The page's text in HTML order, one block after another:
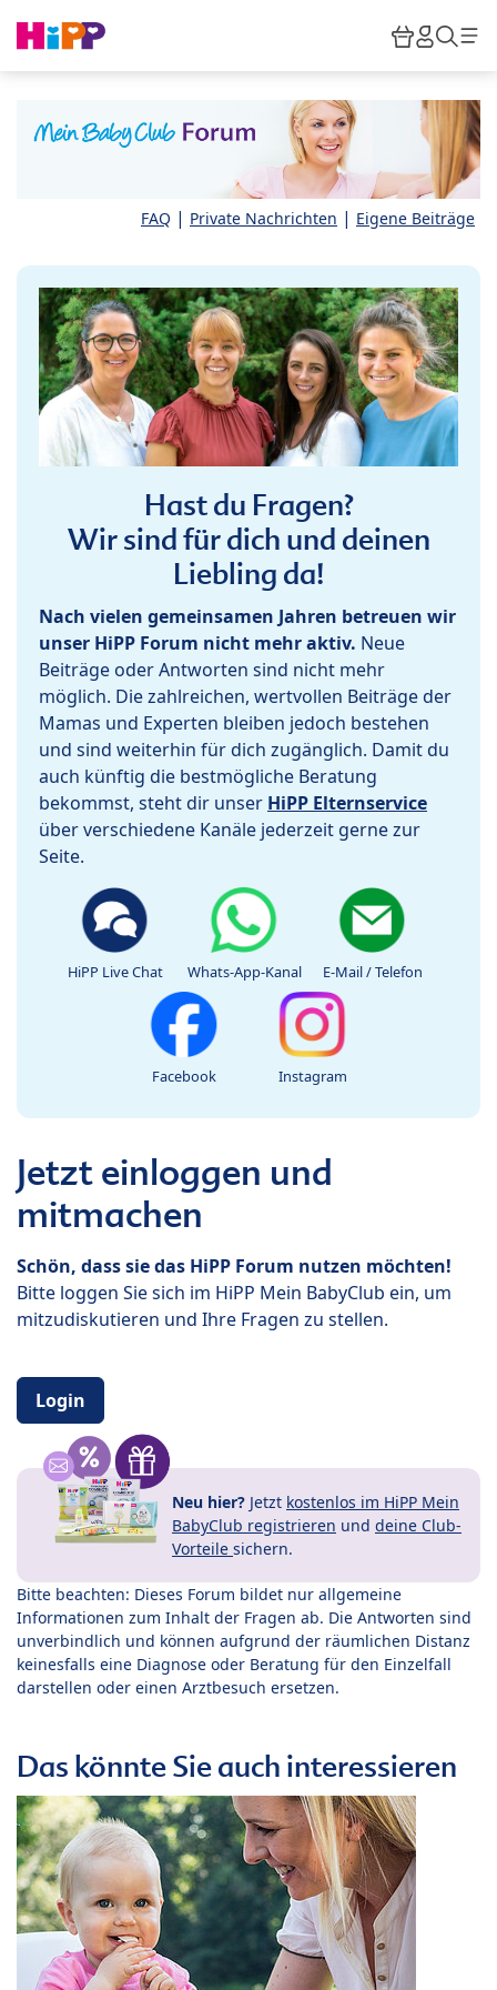
HiPP
FAQ | Private Nachrichten | Eigene Beiträge
Hast du Fragen?
Wir sind für dich und deinen
Liebling da!
Nach vielen gemeinsamen Jahren betreuen wir
unser HiPP Forum nicht mehr aktiv. Neue
Beiträge oder Antworten sind nicht mehr
möglich. Die zahlreichen, wertvollen Beiträge der
Mamas und Experten bleiben jedoch bestehen
und sind weiterhin für dich zugänglich. Damit du
auch künftig die bestmögliche Beratung
bekommst, steht dir unser HiPP Elternservice
über verschiedene Kanäle jederzeit gerne zur
Seite.
HiPP Live Chat Whats-App-Kanal E-Mail / Telefon
Facebook Instagram
Jetzt einloggen und
mitmachen
Schön, dass sie das HiPP Forum nutzen möchten!
Bitte loggen Sie sich im HiPP Mein BabyClub ein, um
mitzudiskutieren und Ihre Fragen zu stellen.
Login
Neu hier? Jetzt kostenlos im HiPP Mein
BabyClub registrieren und deine Club-
Vorteile sichern.
Bitte beachten: Dieses Forum bildet nur allgemeine
Informationen zum Inhalt der Fragen ab. Die Antworten sind
unverbindlich und können aufgrund der räumlichen Distanz
keinesfalls eine Diagnose oder Beratung für den Einzelfall
darstellen oder einen Arztbesuch ersetzen.
Das könnte Sie auch interessieren